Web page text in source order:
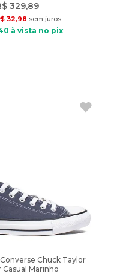
329,89
32,98 sem juros
à vista no pix
Chuck Taylor
Casual Marinho